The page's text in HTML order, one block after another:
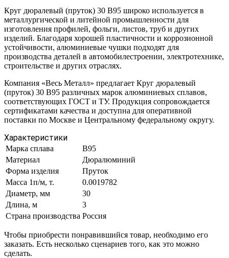
Круг дюралевый (пруток) 30 В95 широко используется в
металлургической и литейной промышленности для
изготовления профилей, фольги, листов, труб и других
изделий. Благодаря хорошей пластичности и коррозионной
устойчивости, алюминиевые чушки подходят для
производства деталей в автомобилестроении, электротехнике,
строительстве и других отраслях.
Компания «Весь Металл» предлагает Круг дюралевый
(пруток) 30 В95 различных марок алюминиевых сплавов,
соответствующих ГОСТ и ТУ. Продукция сопровождается
сертификатами качества и доступна для оперативной
поставки по Москве и Центральному федеральному округу.
Характеристики
Марка сплава
В95
Материал
Дюралюминий
Форма изделия
Пруток
Масса 1п/м, т.
0.0019782
Диаметр, мм
30
Длина, м
3
Страна производства Россия
Чтобы приобрести понравившийся товар, необходимо его
заказать. Есть несколько сценариев того, как это можно
сделать.